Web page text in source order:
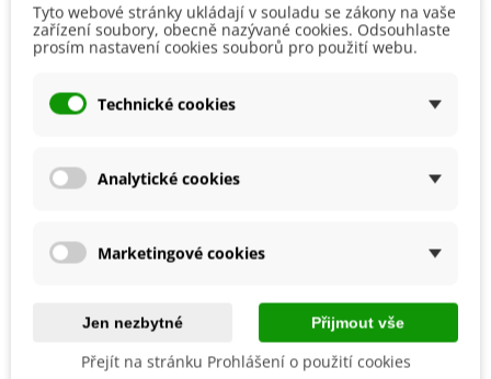
Stanoviště
Slunečné
Možnosti Pěstování
Vegetační Doba
Tyto webové stránky ukládají v souladu se zákony na vaše
zařízení soubory, obecně nazývané cookies. Odsouhlaste
prosím nastavení cookies souborů pro použití webu.
Technické cookies
Analytické cookies
Marketingové cookies
Jen nezbytné Přijmout vše
Přejít na stránku Prohlášení o použití cookies